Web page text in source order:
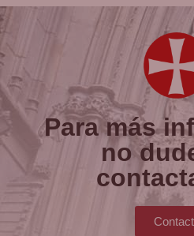
Para más
no